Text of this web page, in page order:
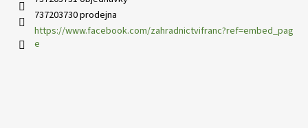
737203730 prodejna
https://www.facebook.com/zahradnictvifranc?ref=embed_pag
e